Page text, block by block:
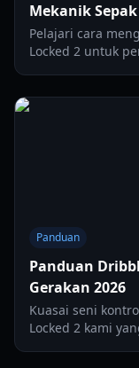
Mekanik
Pelajari cara
Locked 2 untuk
Panduan
Panduan
Gerakan 2026
Kuasai seni
Locked 2 kami